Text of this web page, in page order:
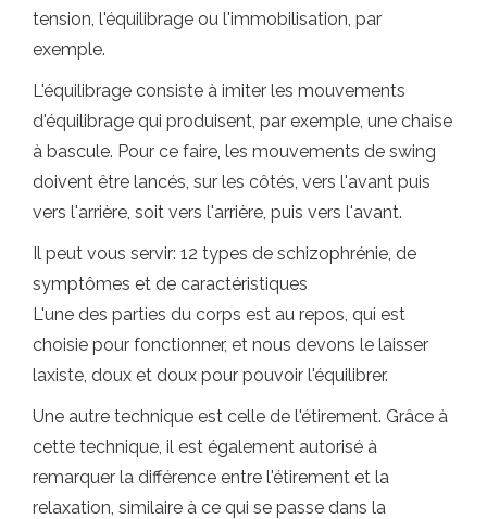
tension, l'équilibrage ou l'immobilisation, par
exemple.
L'équilibrage consiste à imiter les mouvements
d'équilibrage qui produisent, par exemple, une chaise
à bascule. Pour ce faire, les mouvements de swing
doivent être lancés, sur les côtés, vers l'avant puis
vers l'arrière, soit vers l'arrière, puis vers l'avant.
Il peut vous servir: 12 types de schizophrénie, de
symptômes et de caractéristiques
L'une des parties du corps est au repos, qui est
choisie pour fonctionner, et nous devons le laisser
laxiste, doux et doux pour pouvoir l'équilibrer.
Une autre technique est celle de l'étirement. Grâce à
cette technique, il est également autorisé à
remarquer la différence entre l'étirement et la
relaxation, similaire à ce qui se passe dans la